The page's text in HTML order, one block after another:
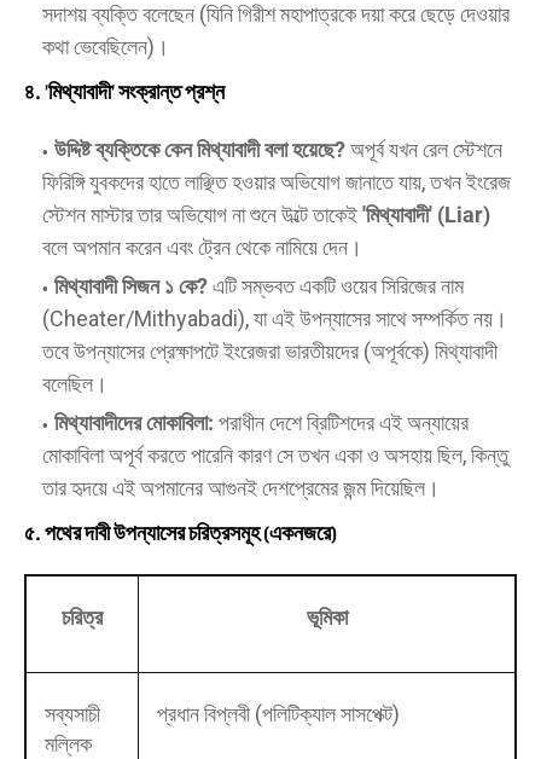
সদাশয় ব্যক্তি বলেছেন (যিনি গিরীশ মহাপাত্রকে দয়া করে ছেড়ে দেওয়ার
কথা ভেবেছিলেন)।
৪. 'মিথ্যাবাদী' সংক্রান্ত প্রশ্ন
উদ্দিষ্ট ব্যক্তিকে কেন মিথ্যাবাদী বলা হয়েছে?অপূর্ব যখন রেল স্টেশনে
ফিরিঙ্গি যুবকদের হাতে লাঞ্ছিত হওয়ার অভিযোগ জানাতে যায়, তখন ইংরেজ
স্টেশন মাস্টার তার অভিযোগ না শুনে উল্টে তাকেই'মিথ্যাবাদী' (Liar)
বলে অপমান করেন এবং ট্রেন থেকে নামিয়ে দেন।
মিথ্যাবাদী সিজন ১ কে?এটি সম্ভবত একটি ওয়েব সিরিজের নাম
(Cheater/Mithyabadi), যা এই উপন্যাসের সাথে সম্পর্কিত নয়।
তবে উপন্যাসের প্রেক্ষাপটে ইংরেজরা ভারতীয়দের (অপূর্বকে) মিথ্যাবাদী
বলেছিল।
মিথ্যাবাদীদের মোকাবিলা: পরাধীন দেশে ব্রিটিশদের এই অন্যায়ের
মোকাবিলা অপূর্ব করতে পারেনি কারণ সে তখন একা ও অসহায় ছিল, কিন্তু
তার হৃদয়ে এই অপমানের আগুনই দেশপ্রেমের জন্ম দিয়েছিল।
৫. পথের দাবী উপন্যাসের চরিত্রসমূহ (একনজরে)
চরিত্র ভূমিকা
সব্যসাচী
মল্লিক
প্রধান বিপ্লবী (পলিটিক্যাল সাসপেক্ট)